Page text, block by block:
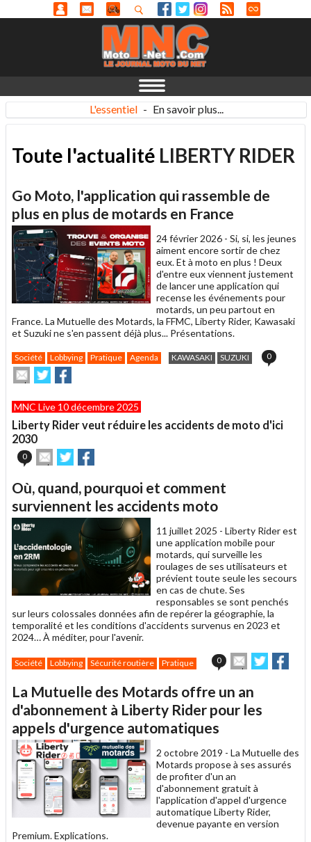
L'essentiel - En savoir plus...
Toute l'actualité LIBERTY RIDER
Go Moto, l'application qui rassemble de
plus en plus de motards en France
24 février 2026 - Si, si, les jeunes
aiment encore sortir de chez
eux. Et à moto en plus ! Deux
d'entre eux viennent justement
de lancer une application qui
recense les événements pour
motards, un peu partout en
France. La Mutuelle des Motards, la FFMC, Liberty Rider, Kawasaki
et Suzuki ne s'en passent déjà plus... Présentations.
Société Lobbying Pratique Agenda KAWASAKI SUZUKI 0
Envoyer
cet
à
un
ami
Partager
sur
sur
MNC Live 10 décembre 2025
Liberty Rider veut réduire les accidents de moto d'ici
2030
0
Envoyer
cet
à
un
ami
Partager
sur sur
Où, quand, pourquoi et comment
surviennent les accidents moto
11 juillet 2025 - Liberty Rider est
une application mobile pour
motards, qui surveille les
roulages de ses utilisateurs et
prévient toute seule les secours
en cas de chute. Ses
responsables se sont penchés
sur leurs colossales données afin de repérer la géographie, la
temporalité et les conditions d'accidents survenus en 2023 et
2024… À méditer, pour l'avenir.
Société Lobbying Sécurité routière Pratique 0
Envoyer
cet
à
un
ami
Partager
sur sur
La Mutuelle des Motards offre un an
d'abonnement à Liberty Rider pour les
appels d'urgence automatiques
2 octobre 2019 - La Mutuelle des
Motards propose à ses assurés
de profiter d'un an
d'abonnement gratuit à
l'application d'appel d'urgence
automatique Liberty Rider,
devenue payante en version
Premium. Explications.